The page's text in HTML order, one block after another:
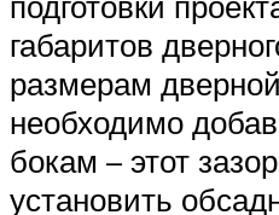
габаритов
размерам
необходимо
бокам – этот
установить